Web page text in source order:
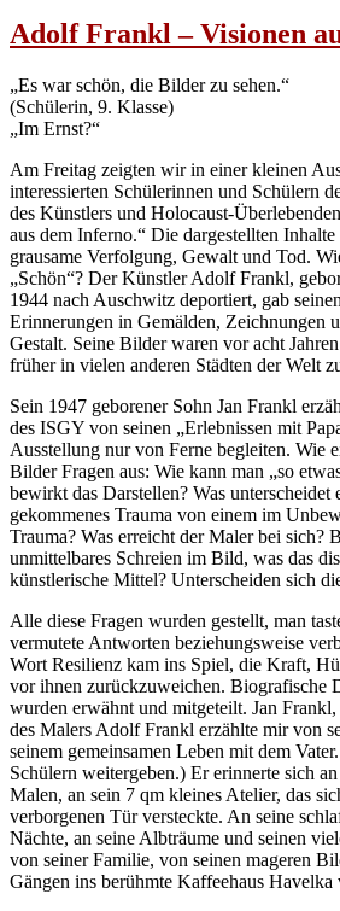
Adolf Frankl – Visionen
„Es war schön, die Bilder zu sehen.“
(Schülerin, 9. Klasse)
„Im Ernst?“
Am Freitag zeigten wir in einer kleinen
interessierten Schülerinnen und Schülern
des Künstlers und Holocaust-
aus dem Inferno.“ Die dargestellten
grausame Verfolgung, Gewalt und Tod.
„Schön“? Der Künstler Adolf Frankl,
1944 nach Auschwitz deportiert, gab
Erinnerungen in Gemälden, Zeichnungen
Gestalt. Seine Bilder waren vor acht
früher in vielen anderen Städten der Welt
Sein 1947 geborener Sohn Jan Frankl
des ISGY von seinen „Erlebnissen mit
Ausstellung nur von Ferne begleiten. Wie
Bilder Fragen aus: Wie kann man „so
bewirkt das Darstellen? Was unterscheidet
gekommenes Trauma von einem im
Trauma? Was erreicht der Maler bei sich?
unmittelbares Schreien im Bild, was das
künstlerische Mittel? Unterscheiden sich
Alle diese Fragen wurden gestellt, man
vermutete Antworten beziehungsweise
Wort Resilienz kam ins Spiel, die Kraft,
vor ihnen zurückzuweichen. Biografische
wurden erwähnt und mitgeteilt. Jan
des Malers Adolf Frankl erzählte mir von
seinem gemeinsamen Leben mit dem
Schülern weitergeben.) Er erinnerte sich
Malen, an sein 7 qm kleines Atelier, das
verborgenen Tür versteckte. An seine
Nächte, an seine Albträume und seinen
von seiner Familie, von seinen mageren
Gängen ins berühmte Kaffeehaus Havelka